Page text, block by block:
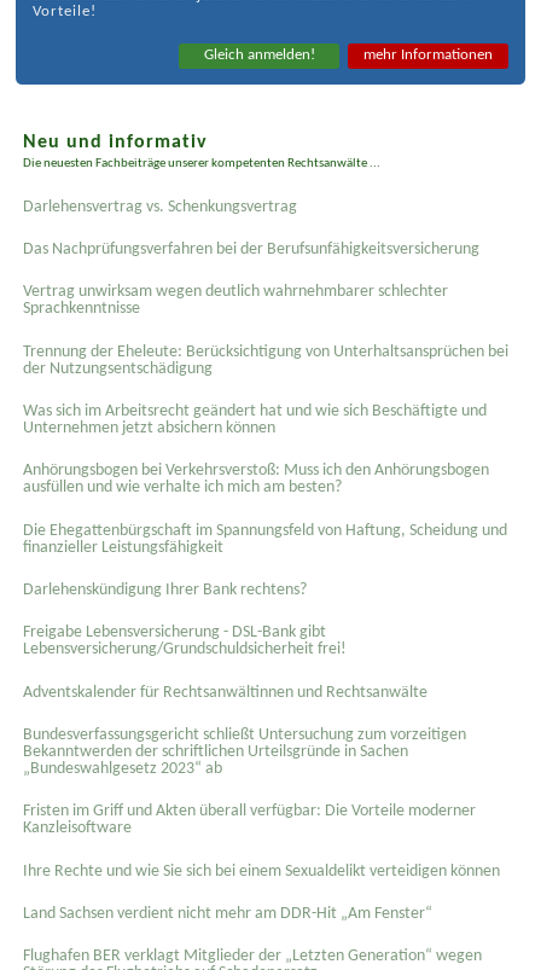
Vorteile!
Gleich anmelden! mehr Informationen
Neu und informativ
Die neuesten Fachbeiträge unserer kompetenten Rechtsanwälte ...
Darlehensvertrag vs. Schenkungsvertrag
Das Nachprüfungsverfahren bei der Berufsunfähigkeitsversicherung
Vertrag unwirksam wegen deutlich wahrnehmbarer schlechter
Sprachkenntnisse
Trennung der Eheleute: Berücksichtigung von Unterhaltsansprüchen bei
der Nutzungsentschädigung
Was sich im Arbeitsrecht geändert hat und wie sich Beschäftigte und
Unternehmen jetzt absichern können
Anhörungsbogen bei Verkehrsverstoß: Muss ich den Anhörungsbogen
ausfüllen und wie verhalte ich mich am besten?
Die Ehegattenbürgschaft im Spannungsfeld von Haftung, Scheidung und
finanzieller Leistungsfähigkeit
Darlehenskündigung Ihrer Bank rechtens?
Freigabe Lebensversicherung - DSL-Bank gibt
Lebensversicherung/Grundschuldsicherheit frei!
Adventskalender für Rechtsanwältinnen und Rechtsanwälte
Bundesverfassungsgericht schließt Untersuchung zum vorzeitigen
Bekanntwerden der schriftlichen Urteilsgründe in Sachen
„Bundeswahlgesetz 2023“ ab
Fristen im Griff und Akten überall verfügbar: Die Vorteile moderner
Kanzleisoftware
Ihre Rechte und wie Sie sich bei einem Sexual­delikt verteidigen können
Land Sachsen verdient nicht mehr am DDR-Hit „Am Fenster“
Flughafen BER verklagt Mitglieder der „Letzten Generation“ wegen